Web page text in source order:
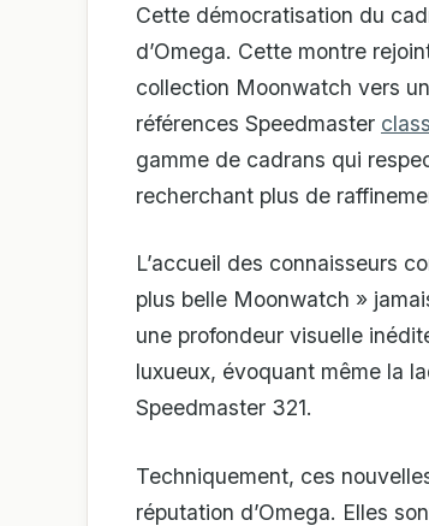
Cette démocratisation du
d’Omega. Cette montre
collection Moonwatch vers
références Speedmaster
gamme de cadrans qui
recherchant plus de
L’accueil des connaisseurs
plus belle Moonwatch »
une profondeur visuelle
luxueux, évoquant même la
Speedmaster 321.
Techniquement, ces
réputation d’Omega. Elles